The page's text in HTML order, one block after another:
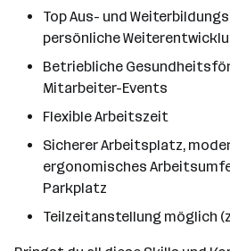
Top Aus- und
persönliche
Betriebliche
Mitarbeiter-Events
Flexible Arbeitszeit
Sicherer Arbeitsplatz,
ergonomisches
Parkplatz
Teilzeitanstellung möglich